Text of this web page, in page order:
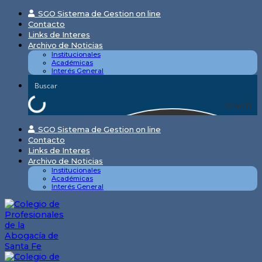
Skip
content
SGO Sistema de Gestion on line
Contacto
Links de Interes
Archivo de Noticias
Institucionales
Académicas
Interés General
Search
SGO Sistema de Gestion on line
Contacto
Links de Interes
Archivo de Noticias
Institucionales
Académicas
Interés General